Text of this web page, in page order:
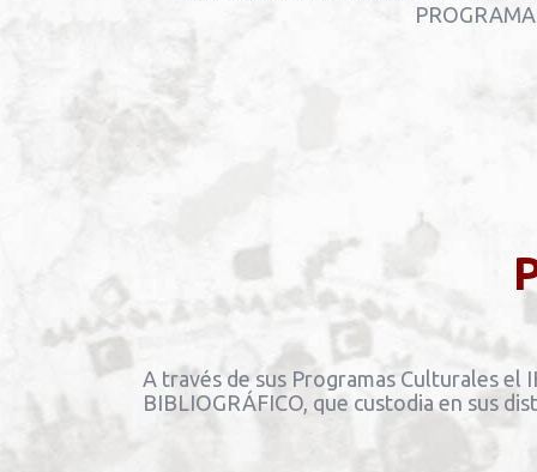
A través de sus Programas Culturales el
BIBLIOGRÁFICO, que custodia en sus